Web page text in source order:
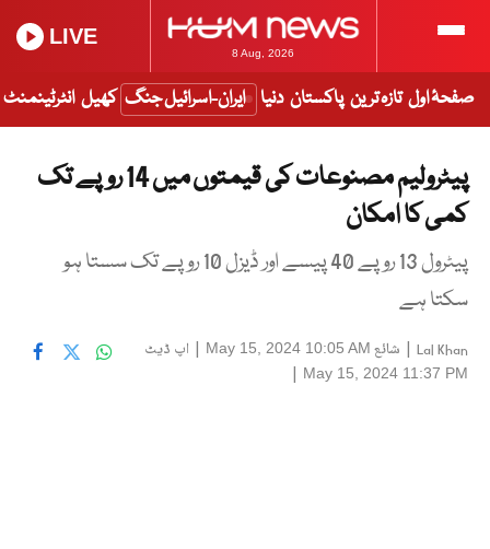
8 Aug, 2026
LIVE
صفحۂ اول تازہ ترین پاکستان دنیا ایران-اسرائیل جنگ کھیل انٹرٹینمنٹ
پیٹرولیم مصنوعات کی قیمتوں میں 14 روپے تک
کمی کا امکان
پیٹرول 13 روپے 40 پیسے اور ڈیزل 10 روپے تک سستا ہو
سکتا ہے
Lal Khan
| شائع May 15, 2024 10:05 AM
| اپ ڈیٹ
May 15, 2024 11:37 PM
|